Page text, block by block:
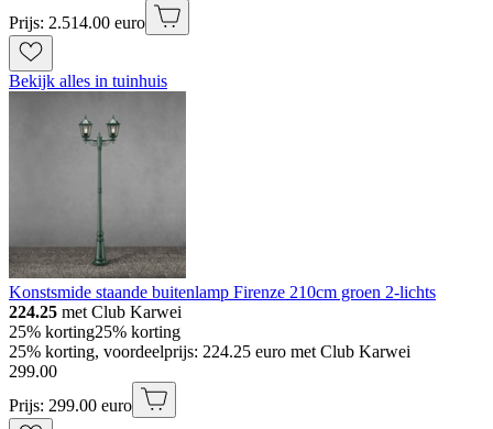
Prijs: 2.514.00 euro
Bekijk alles in tuinhuis
Konstsmide staande buitenlamp Firenze 210cm groen 2-lichts
224.25 met Club Karwei
25% korting25% korting
25% korting, voordeelprijs: 224.25 euro met Club Karwei
299.00
Prijs: 299.00 euro